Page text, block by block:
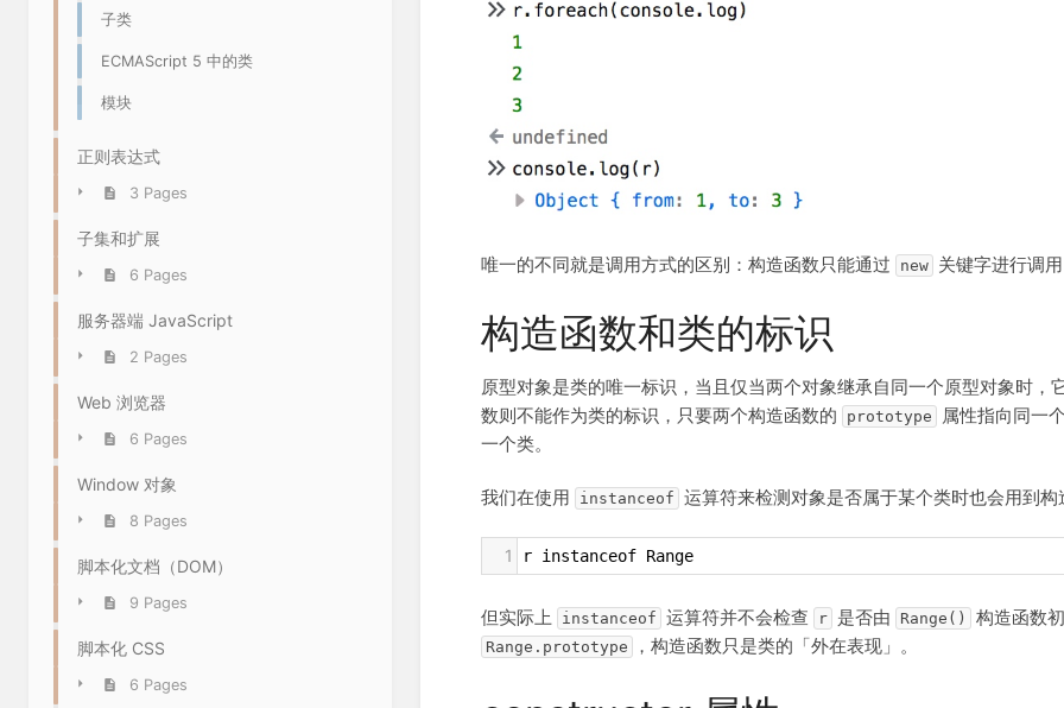
子类
ECMAScript 5 中的类
模块
正则表达式
3 Pages
子集和扩展
6 Pages
服务器端 JavaScript
2 Pages
Web 浏览器
6 Pages
Window 对象
8 Pages
脚本化文档（DOM）
9 Pages
脚本化 CSS
6 Pages
唯一的不同就是调用方式的区别：构造函数只能通过 new 关键字进行调
构造函数和类的标识
原型对象是类的唯一标识，当且仅当两个对象继承自同一个原型对象时
数则不能作为类的标识，只要两个构造函数的
prototype
属性指向同一
一个类。
我们在使用 instanceof 运算符来检测对象是否属于某个类时也会用到构
1 r instanceof Range
但实际上 instanceof 运算符并不会检查 r 是否由 Range() 构造函数
Range.prototype ，构造函数只是类的「外在表现」。